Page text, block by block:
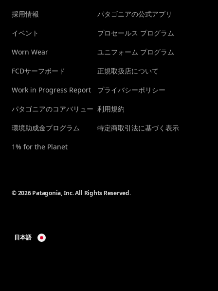
採用情報
イベント
Worn Wear
FCDサーフボード
Work in Progress Report
パタゴニアのコアバリュー
環境助成金プログラム
1% for the Planet
パタゴニアの公式アプリ
プロセールス プログラム
ユニフォーム プログラム
正規取扱店について
プライバシーポリシー
利用規約
特定商取引法に基づく表示
© 2026 Patagonia, Inc. All Rights Reserved.
日本語